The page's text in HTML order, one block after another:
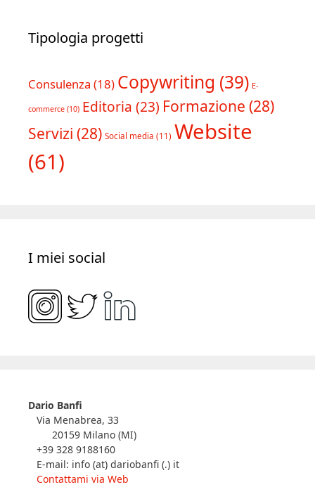
Tipologia progetti
Consulenza (18) Copywriting (39) E-
commerce (10) Editoria (23) Formazione (28)
Servizi (28) Social media (11) Website
(61)
I miei social
Dario Banfi
Via Menabrea, 33
20159 Milano (MI)
+39 328 9188160
E-mail: info (at) dariobanfi (.) it
Contattami via Web